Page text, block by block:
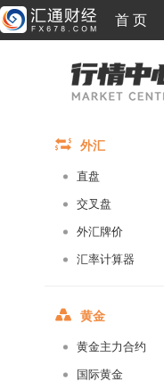
首 页
外汇
直盘
交叉盘
外汇牌价
汇率计算器
黄金
黄金主力合约
国际黄金